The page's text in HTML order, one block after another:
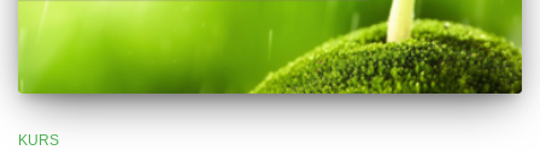
KURS